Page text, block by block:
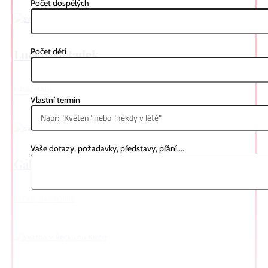
Lucka & Radek
Počet dospělých
Počet dětí
Vlastní termín
Vaše dotazy, požadavky, představy, přání....